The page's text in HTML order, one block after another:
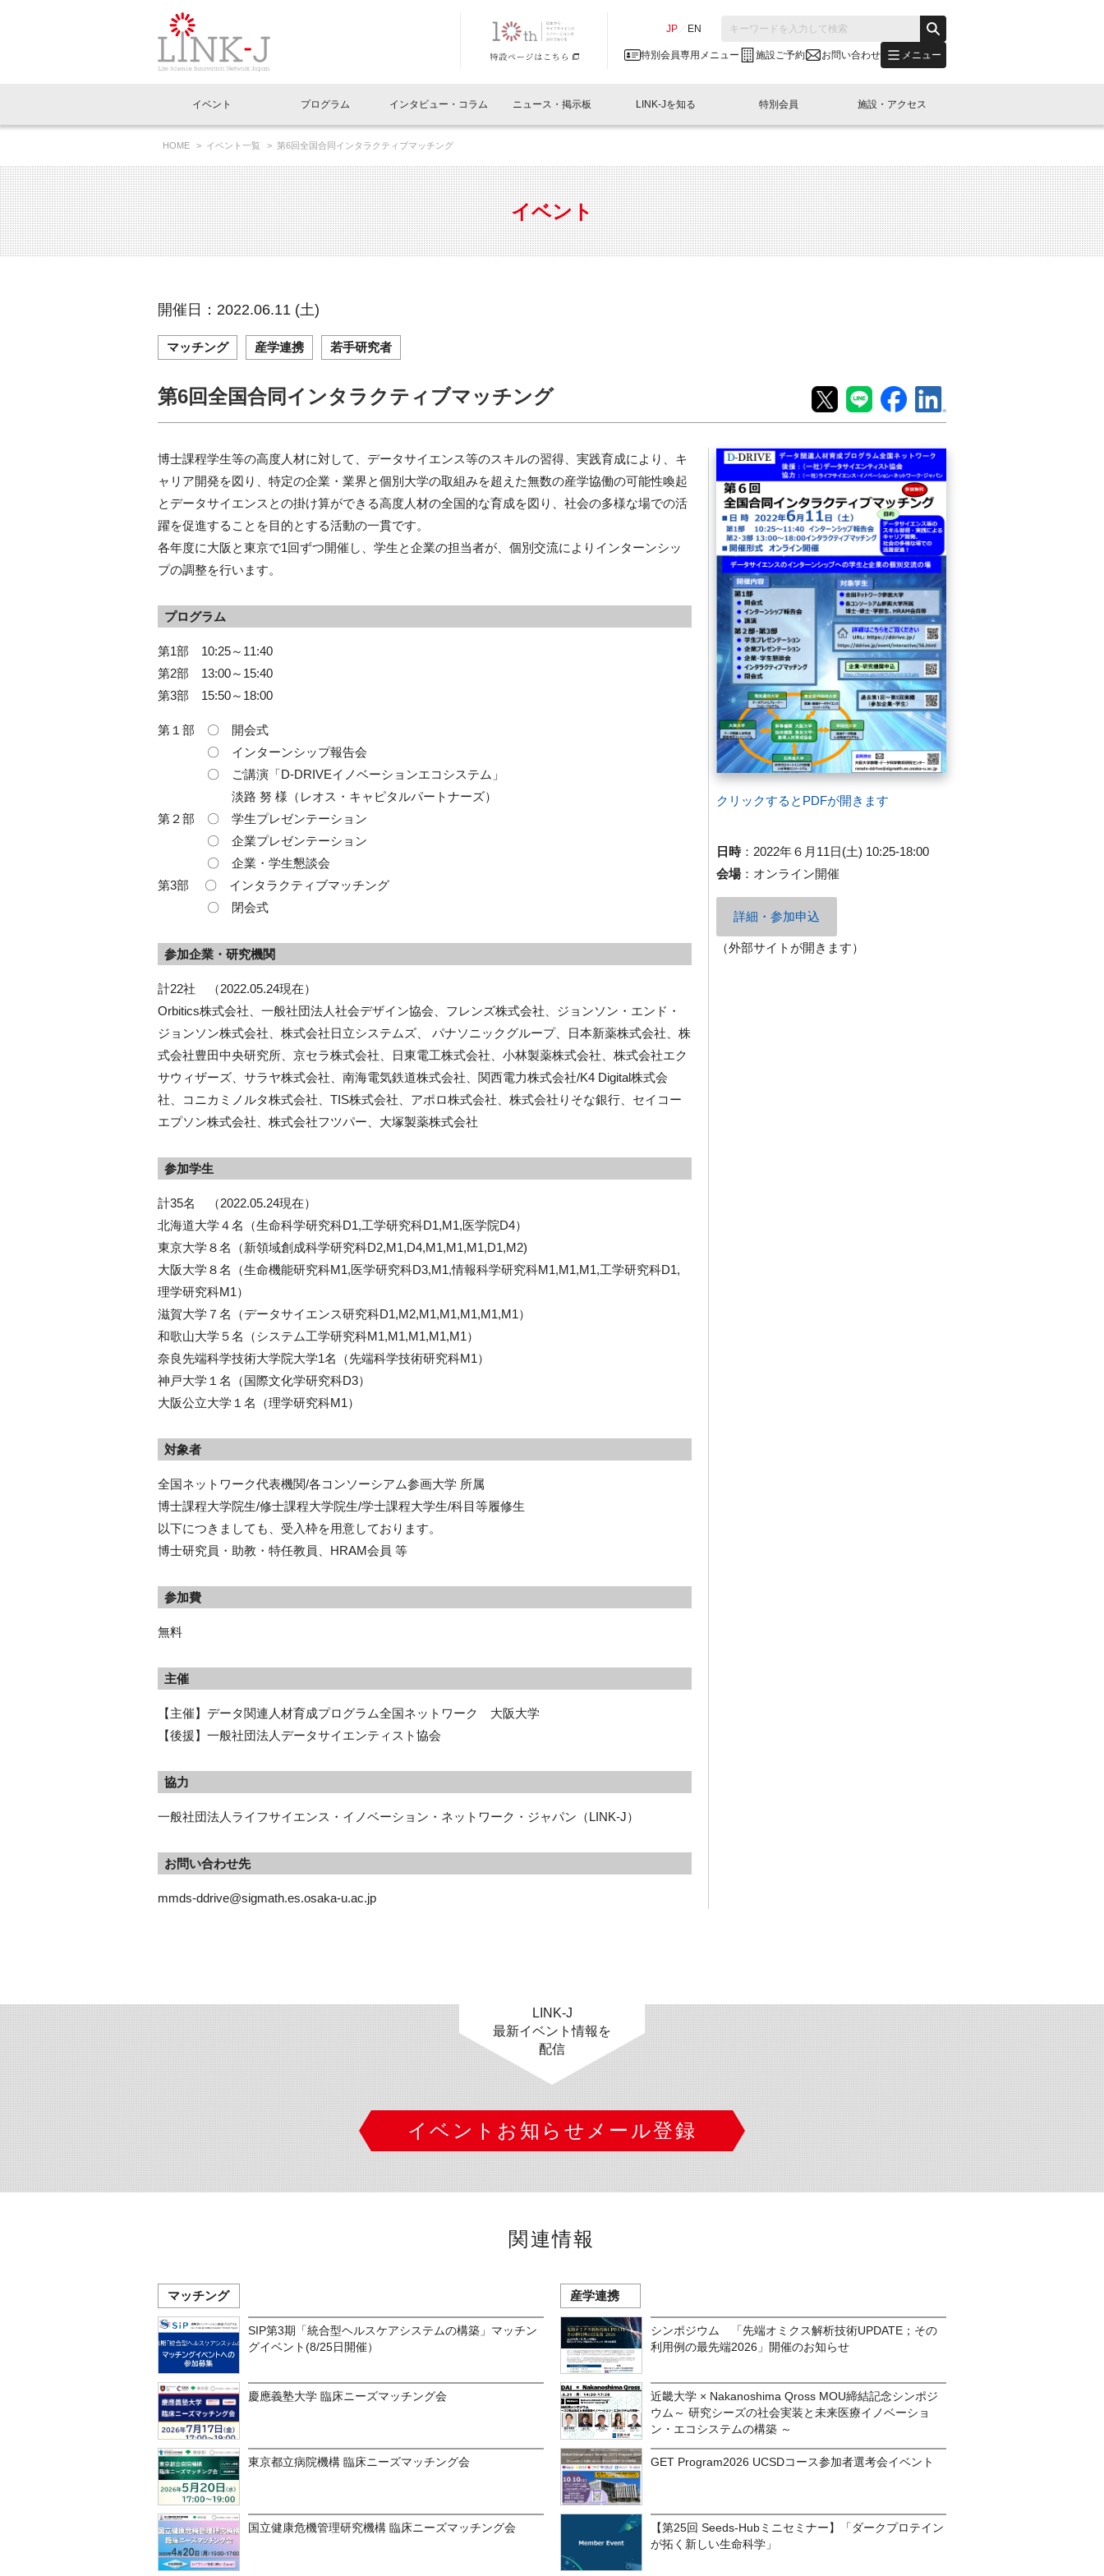
JP EN
特別会員専用メニュー 施設ご予約 お問い合わせ メニュー
イベントお知らせメール登録
閉じる
イベント
イベント一覧
LINK-J主催・共催 特別会員開催
LINK-J協賛・協力 出展・参加
イベントレポート一覧
LINK-J主催・共催 特別会員開催
LINK-J協賛・協力 出展・参加
プログラム
Out of Box相談室 What's "UNIKORN"？ What's "LINK-BioBAY TOKYO"？
インタビュー・コラム
インタビュー・コラム一覧
スペシャルインタビュー ベンチャーインタビュー 会報誌 (News Letter)
連載コラム サポーターコラム 日本橋コラム
ニュース・掲示板
ニュース一覧
トピック プレスリリース
メディア情報 海外関連
協賛・協力
人と情報の交流掲示板一覧
会員プレスリリース ニュース・事業紹介
募集 イベント
LINK-Jを知る
理事長挨拶 Why in Nihonbashi What’s LINK-J WEST
国内外連携 サポーター紹介 事業内容
組織概要 パンフレット GTB日本橋エリアについて
特別会員
特別会員一覧 特別会員について 入会申し込み
専用メニューはこちら
施設・アクセス
ラウンジ・会議室 オフィス・ラボ 施設ご予約
アクセス
HOME イベント一覧 第6回全国合同インタラクティブマッチング
イベント
開催日：2022.06.11 (土)
マッチング 産学連携 若手研究者
第6回全国合同インタラクティブマッチング
博士課程学生等の高度人材に対して、データサイエンス等のスキルの習得、実践育成により、キ
ャリア開発を図り、特定の企業・業界と個別大学の取組みを超えた無数の産学協働の可能性喚起
とデータサイエンスとの掛け算ができる高度人材の全国的な育成を図り、社会の多様な場での活
躍を促進することを目的とする活動の一貫です。
各年度に大阪と東京で1回ずつ開催し、学生と企業の担当者が、個別交流によりインターンシッ
プの調整を行います。
プログラム
第1部 10:25～11:40
第2部 13:00～15:40
第3部 15:50～18:00
第１部 〇 開会式
〇 インターンシップ報告会
〇 ご講演「D-DRIVEイノベーションエコシステム」
淡路 努 様（レオス・キャピタルパートナーズ）
第２部 〇 学生プレゼンテーション
〇 企業プレゼンテーション
〇 企業・学生懇談会
第3部 〇 インタラクティブマッチング
〇 閉会式
参加企業・研究機関
計22社 （2022.05.24現在）
Orbitics株式会社、一般社団法人社会デザイン協会、フレンズ株式会社、ジョンソン・エンド・
ジョンソン株式会社、株式会社日立システムズ、 パナソニックグループ、日本新薬株式会社、株
式会社豊田中央研究所、京セラ株式会社、日東電工株式会社、小林製薬株式会社、株式会社エク
サウィザーズ、サラヤ株式会社、南海電気鉄道株式会社、関西電力株式会社/K4 Digital株式会
社、コニカミノルタ株式会社、TIS株式会社、アポロ株式会社、株式会社りそな銀行、セイコー
エプソン株式会社、株式会社フツパー、大塚製薬株式会社
参加学生
計35名 （2022.05.24現在）
北海道大学４名（生命科学研究科D1,工学研究科D1,M1,医学院D4）
東京大学８名（新領域創成科学研究科D2,M1,D4,M1,M1,M1,D1,M2)
大阪大学８名（生命機能研究科M1,医学研究科D3,M1,情報科学研究科M1,M1,M1,工学研究科D1,
理学研究科M1）
滋賀大学７名（データサイエンス研究科D1,M2,M1,M1,M1,M1,M1）
和歌山大学５名（システム工学研究科M1,M1,M1,M1,M1）
奈良先端科学技術大学院大学1名（先端科学技術研究科M1）
神戸大学１名（国際文化学研究科D3）
大阪公立大学１名（理学研究科M1）
対象者
全国ネットワーク代表機関/各コンソーシアム参画大学 所属
博士課程大学院生/修士課程大学院生/学士課程大学生/科目等履修生
以下につきましても、受入枠を用意しております。
博士研究員・助教・特任教員、HRAM会員 等
参加費
無料
主催
【主催】データ関連人材育成プログラム全国ネットワーク 大阪大学
【後援】一般社団法人データサイエンティスト協会
協力
一般社団法人ライフサイエンス・イノベーション・ネットワーク・ジャパン（LINK-J）
お問い合わせ先
mmds-ddrive@sigmath.es.osaka-u.ac.jp
クリックするとPDFが開きます
日時： 2022年６月11日(土) 10:25-18:00
会場： オンライン開催
詳細・参加申込
（外部サイトが開きます）
LINK-J
最新イベント情報を
配信
イベントお知らせメール登録
関連情報
マッチング
SIP第3期「統合型ヘルスケアシステムの構築」マッチン
グイベント(8/25日開催）
慶應義塾大学 臨床ニーズマッチング会
東京都立病院機構 臨床ニーズマッチング会
国立健康危機管理研究機構 臨床ニーズマッチング会
産学連携
シンポジウム 「先端オミクス解析技術UPDATE；その
利用例の最先端2026」開催のお知らせ
近畿大学 × Nakanoshima Qross MOU締結記念シンポジ
ウム～ 研究シーズの社会実装と未来医療イノベーショ
ン・エコシステムの構築 ～
GET Program2026 UCSDコース参加者選考会イベント
【第25回 Seeds-Hubミニセミナー】「ダークプロテイン
が拓く新しい生命科学」